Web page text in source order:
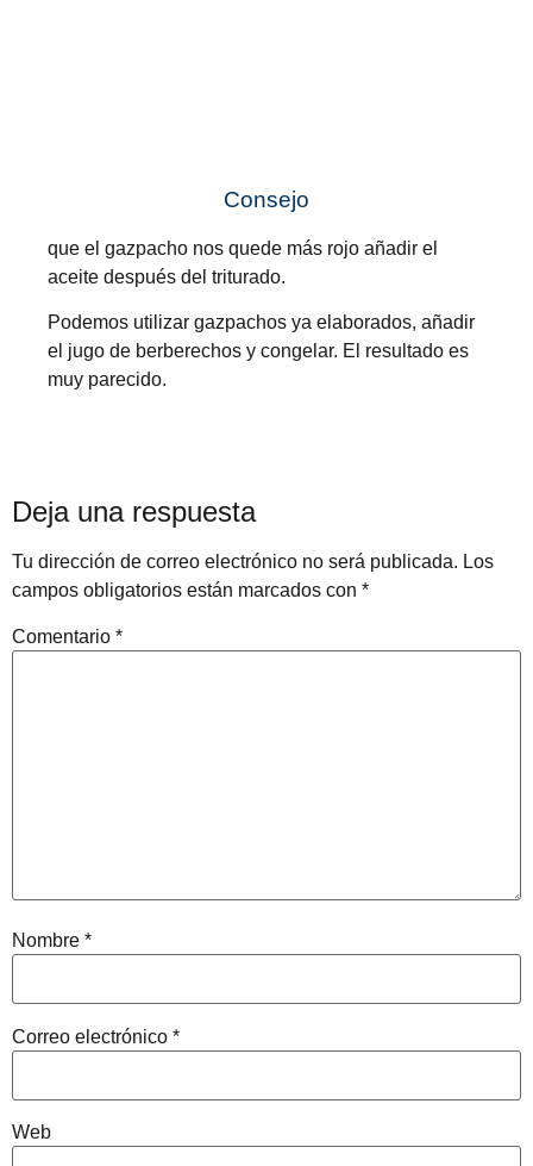
Consejo
que el gazpacho nos quede más rojo añadir el
aceite después del triturado.
Podemos utilizar gazpachos ya elaborados, añadir
el jugo de berberechos y congelar. El resultado es
muy parecido.
Deja una respuesta
Tu dirección de correo electrónico no será publicada. Los
campos obligatorios están marcados con *
Comentario *
Nombre *
Correo electrónico *
Web